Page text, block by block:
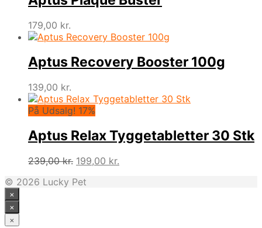
249,00 kr..219,00 kr..
179,00 kr.
Aptus Recovery Booster 100g
139,00 kr.
På Udsalg! 17%
Aptus Relax Tyggetabletter 30 Stk
239,00kr. Den
pris
199,00 kr.
© 2026 Lucky Pet
×
×
×